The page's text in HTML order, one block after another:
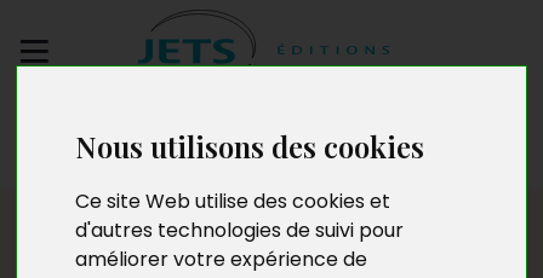
Nous utilisons des cookies
Ce site Web utilise des cookies et
d'autres technologies de suivi pour
améliorer votre expérience de
manuscrit
Presse